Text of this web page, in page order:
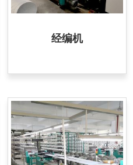
经编机